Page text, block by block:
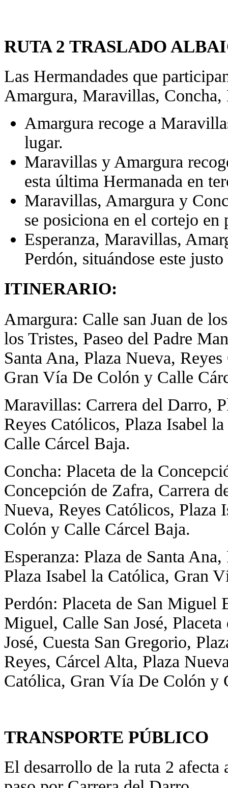
RUTA 2 TRASLADO
Las Hermandades que
Amargura, Maravillas, Concha,
Amargura recoge a
lugar.
Maravillas y Amargura
esta última Hermanada en
Maravillas, Amargura y
se posiciona en el cortejo en
Esperanza, Maravillas,
Perdón, situándose este
ITINERARIO:
Amargura: Calle san Juan de
los Tristes, Paseo del Padre
Santa Ana, Plaza Nueva,
Gran Vía De Colón y Calle
Maravillas: Carrera del Darro,
Reyes Católicos, Plaza Isabel
Calle Cárcel Baja.
Concha: Placeta de la
Concepción de Zafra, Carrera
Nueva, Reyes Católicos,
Colón y Calle Cárcel Baja.
Esperanza: Plaza de Santa
Plaza Isabel la Católica, Gran
Perdón: Placeta de San Miguel
Miguel, Calle San José,
José, Cuesta San Gregorio,
Reyes, Cárcel Alta, Plaza
Católica, Gran Vía De Colón y
TRANSPORTE PÚBLICO
El desarrollo de la ruta 2